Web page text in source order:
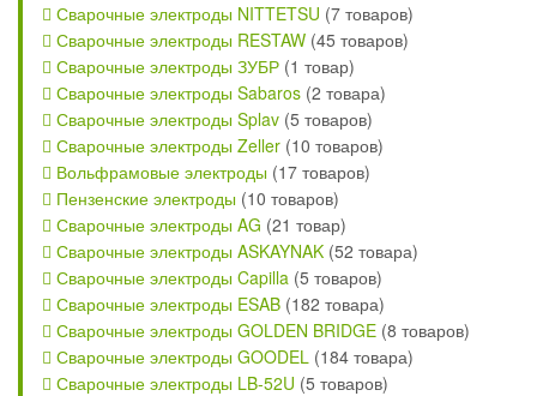
Сварочные электроды NITTETSU (7 товаров)
Сварочные электроды RESTAW (45 товаров)
Сварочные электроды ЗУБР (1 товар)
Сварочные электроды Sabaros (2 товара)
Сварочные электроды Splav (5 товаров)
Сварочные электроды Zeller (10 товаров)
Вольфрамовые электроды (17 товаров)
Пензенские электроды (10 товаров)
Сварочные электроды AG (21 товар)
Сварочные электроды ASKAYNAK (52 товара)
Сварочные электроды Capilla (5 товаров)
Сварочные электроды ESAB (182 товара)
Сварочные электроды GOLDEN BRIDGE (8 товаров)
Сварочные электроды GOODEL (184 товара)
Сварочные электроды LB-52U (5 товаров)